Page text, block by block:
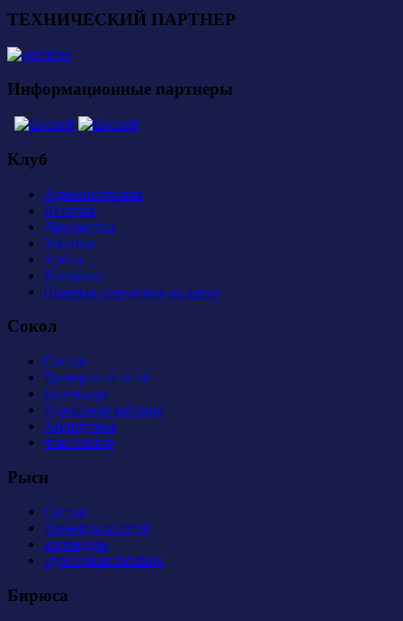
ТЕХНИЧЕСКИЙ ПАРТНЕР
Информационные партнеры
Клуб
Администрация
История
Документы
Закупки
Арена
Контакты
Правила поведения на арене
Сокол
Состав
Тренерский штаб
Календарь
Турнирная таблица
Атрибутика
Фан-сектор
Рыси
Состав
Тренерский штаб
Календарь
Турнирная таблица
Бирюса